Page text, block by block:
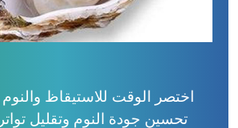
اختصر الوقت للاستيقاظ والنوم
تحسين جودة النوم وتقليل